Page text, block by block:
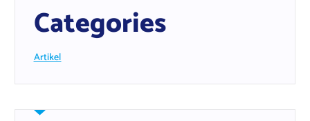
Categories
Artikel